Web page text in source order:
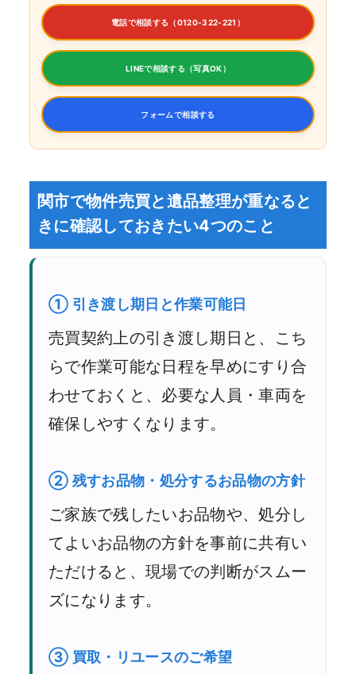
電話で相談する（0120-322-221）
LINEで相談する（写真OK）
フォームで相談する
関市で物件売買と遺品整理が重なると
きに確認しておきたい4つのこと
① 引き渡し期日と作業可能日
売買契約上の引き渡し期日と、こち
らで作業可能な日程を早めにすり合
わせておくと、必要な人員・車両を
確保しやすくなります。
② 残すお品物・処分するお品物の方針
ご家族で残したいお品物や、処分し
てよいお品物の方針を事前に共有い
ただけると、現場での判断がスムー
ズになります。
③ 買取・リユースのご希望